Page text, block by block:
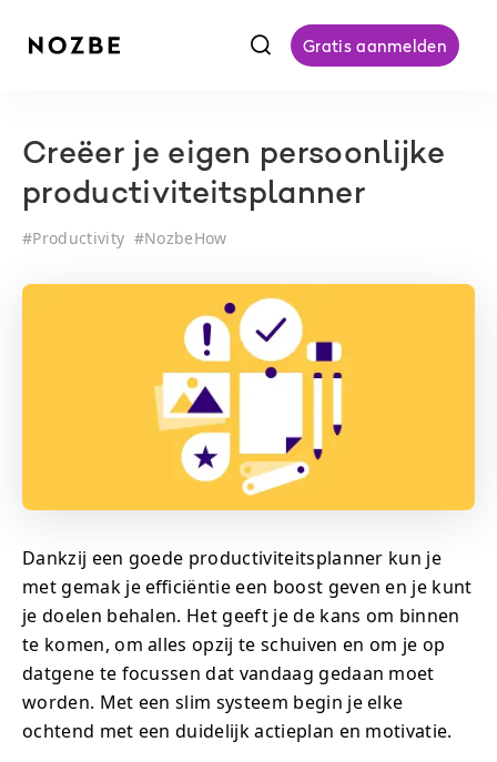
f Gratis aanmelden
Creëer je eigen persoonlijke
productiviteitsplanner
#Productivity #NozbeHow
Dankzij een goede productiviteitsplanner kun je
met gemak je efficiëntie een boost geven en je kunt
je doelen behalen. Het geeft je de kans om binnen
te komen, om alles opzij te schuiven en om je op
datgene te focussen dat vandaag gedaan moet
worden. Met een slim systeem begin je elke
ochtend met een duidelijk actieplan en motivatie.